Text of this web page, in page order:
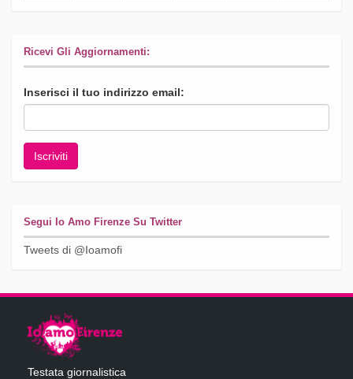
Ricevi Gli Aggiornamenti:
Inserisci il tuo indirizzo email:
Segui Io Amo Firenze Su Twitter
Tweets di @Ioamofi
Testata giornalistica